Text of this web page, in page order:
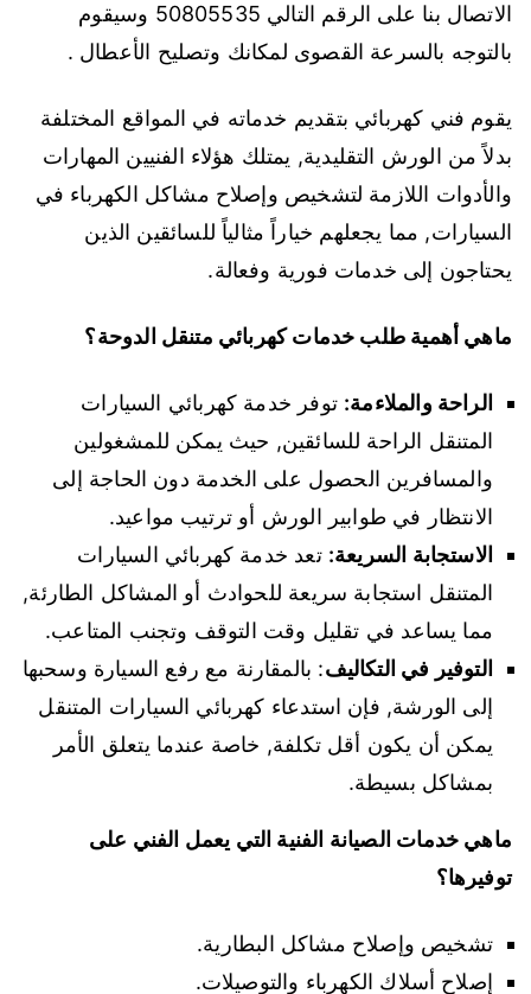
الاتصال بنا على الرقم التالي 50805535 وسيقوم
بالتوجه بالسرعة القصوى لمكانك وتصليح الأعطال .
يقوم فني كهربائي بتقديم خدماته في المواقع المختلفة
بدلاً من الورش التقليدية, يمتلك هؤلاء الفنيين المهارات
والأدوات اللازمة لتشخيص وإصلاح مشاكل الكهرباء في
السيارات, مما يجعلهم خياراً مثالياً للسائقين الذين
يحتاجون إلى خدمات فورية وفعالة.
ماهي أهمية طلب خدمات كهربائي متنقل الدوحة؟
الراحة والملاءمة: توفر خدمة كهربائي السيارات
المتنقل الراحة للسائقين, حيث يمكن للمشغولين
والمسافرين الحصول على الخدمة دون الحاجة إلى
الانتظار في طوابير الورش أو ترتيب مواعيد.
الاستجابة السريعة: تعد خدمة كهربائي السيارات
المتنقل استجابة سريعة للحوادث أو المشاكل الطارئة,
مما يساعد في تقليل وقت التوقف وتجنب المتاعب.
التوفير في التكاليف: بالمقارنة مع رفع السيارة وسحبها
إلى الورشة, فإن استدعاء كهربائي السيارات المتنقل
يمكن أن يكون أقل تكلفة, خاصة عندما يتعلق الأمر
بمشاكل بسيطة.
ماهي خدمات الصيانة الفنية التي يعمل الفني على
توفيرها؟
تشخيص وإصلاح مشاكل البطارية.
إصلاح أسلاك الكهرباء والتوصيلات.